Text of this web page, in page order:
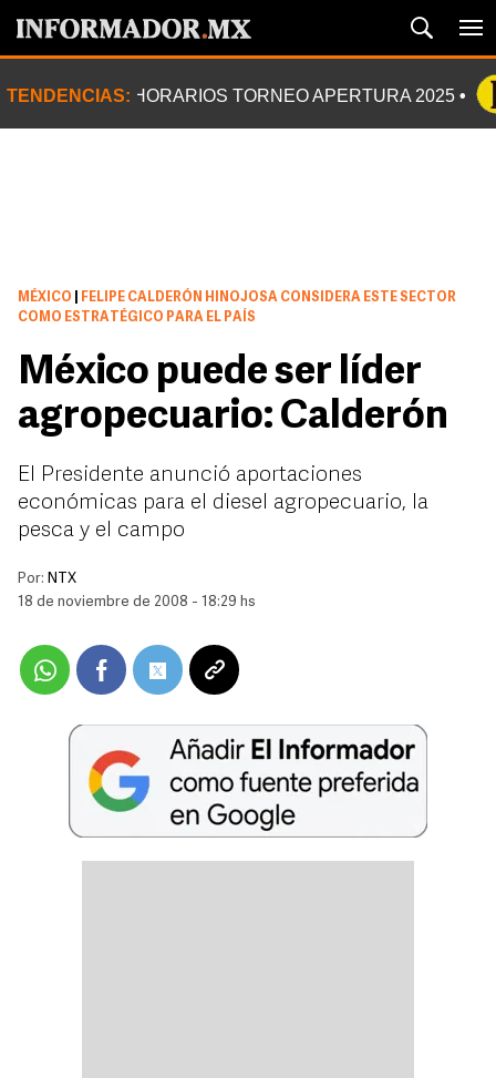
TENDENCIAS: HORARIOS TORNEO APERTURA 2025
MÉXICO
FELIPE CALDERÓN HINOJOSA CONSIDERA ESTE SECTOR
COMO ESTRATÉGICO PARA EL PAÍS
México puede ser líder
agropecuario: Calderón
El Presidente anunció aportaciones
económicas para el diesel agropecuario, la
pesca y el campo
Por: NTX
18 de noviembre de 2008 - 18:29 hs